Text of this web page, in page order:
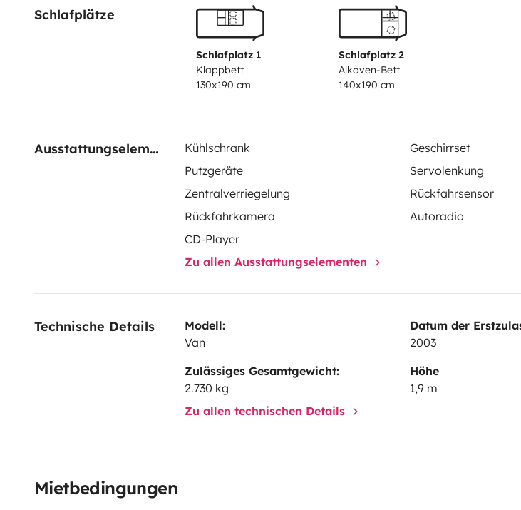
Schlafplätze
Schlafplatz 1
Klappbett
130x190 cm
Schlafplatz 2
Alkoven-Bett
140x190 cm
Ausstattungselemente Kühlschrank
Geschirrset
Putzgeräte
Servolenkung
Zentralverriegelung
Rückfahrsensor
Rückfahrkamera
Autoradio
CD-Player
Zu allen Ausstattungselementen
Technische Details
Modell:
Van
Datum der
2003
Zulässiges Gesamtgewicht:
2.730 kg
Höhe
1,9 m
Zu allen technischen Details
Mietbedingungen